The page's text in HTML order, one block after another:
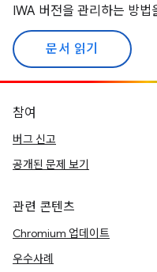
IWA 버전을 관리하는 방법
문서 읽기
참여
버그 신고
공개된 문제 보기
관련 콘텐츠
Chromium 업데이트
우수사례